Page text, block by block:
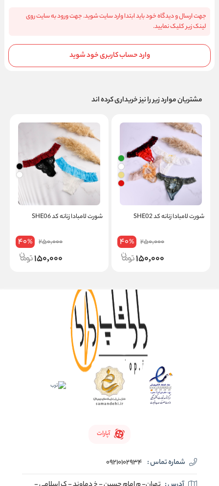
جهت ارسال و دیدگاه خود باید ابتدا وارد سایت شوید. جهت ورود به سایت روی
لینک زیر کلیک نمایید.
وارد حساب کاربری خود شوید
مشتریان موارد زیر را نیز خریداری کرده اند
شورت لامبادا زنانه کد SHE02
250,000
40%
150,000
شورت لامبادا زنانه کد SHE06
250,000
40%
150,000
آپارات
شماره تماس : 09210102934